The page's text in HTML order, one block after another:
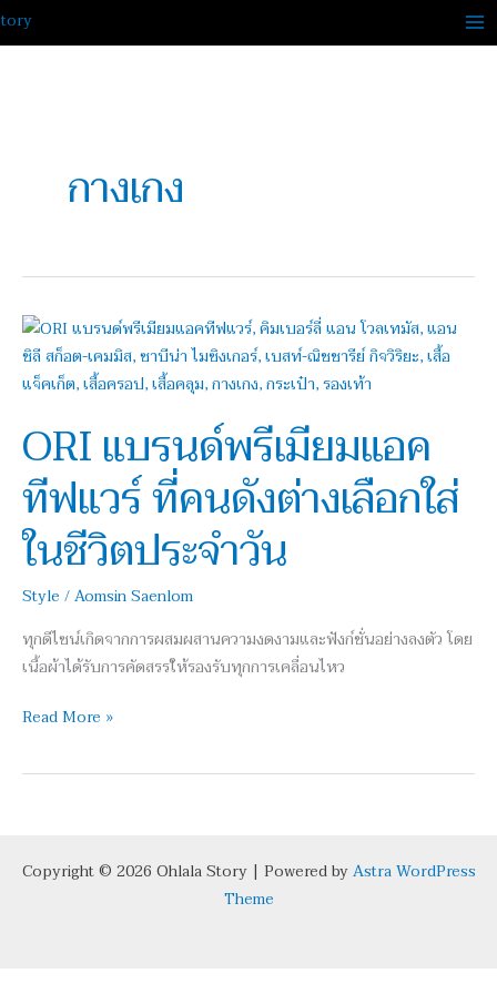
Skip
to
กางเกง
ORI แบรนด์พรีเมียมแอค
ทีฟแวร์ ที่คนดังต่างเลือกใส่
ในชีวิตประจำวัน
Style /Aomsin Saenlom
ทุกดีไซน์เกิดจากการผสมผสานความงดงามและฟังก์ชั่นอย่างลงตัว โดย
เนื้อผ้าได้รับการคัดสรรให้รองรับทุกการเคลื่อนไหว
ORI
แบรนด์
พรีเมียม
ค
ทีฟแวร์
ที่
คน
ดัง
เลือก
ใส่
ใน
ประจำ
Read More »
Copyright © 2026 Ohlala Story | Powered byAstra WordPress
Theme